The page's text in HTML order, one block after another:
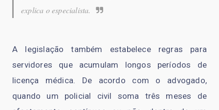
explica o especialista.
A legislação também estabelece regras para
servidores que acumulam longos períodos de
licença médica. De acordo com o advogado,
quando um policial civil soma três meses de